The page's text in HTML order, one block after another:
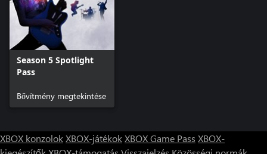
Season 5 Spotlight
Pass
Bővítmény megtekintése
XBOX konzolokXBOX-játékokXBOX Game Pass XBOX-